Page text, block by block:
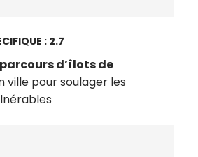
: 2.7
d’îlots de
ville pour soulager les